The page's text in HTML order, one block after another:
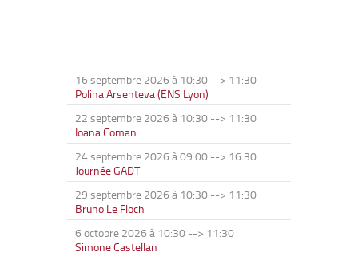
16 septembre 2026 à 10:30 --> 11:30
Polina Arsenteva (ENS Lyon)
22 septembre 2026 à 10:30 --> 11:30
Ioana Coman
24 septembre 2026 à 09:00 --> 16:30
Journée GADT
29 septembre 2026 à 10:30 --> 11:30
Bruno Le Floch
6 octobre 2026 à 10:30 --> 11:30
Simone Castellan